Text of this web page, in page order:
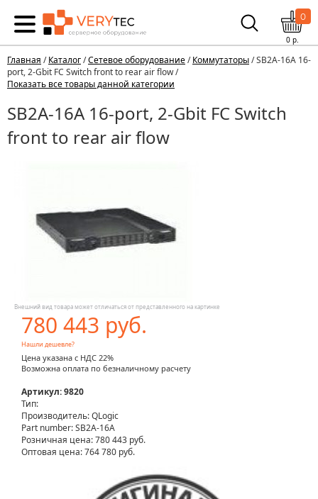
0
0р.
Главная /Каталог/Сетевое оборудование/Коммутаторы/ SB2A-16A 16-
port, 2-Gbit FC Switch front to rear air flow /
Показать все товары данной категории
SB2A-16A 16-port, 2-Gbit FC Switch
front to rear air flow
Внешний вид товара может отличаться от представленного на картинке
780 443 руб.
Нашли дешевле?
Цена указана с НДС 22%
Возможна оплата по безналичному расчету
Артикул: 9820
Тип:
Производитель: QLogic
Part number: SB2A-16A
Розничная цена:780 443 руб.
Оптовая цена: 764 780 руб.